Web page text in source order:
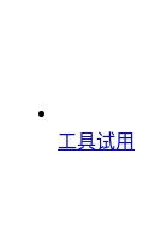
工具试用